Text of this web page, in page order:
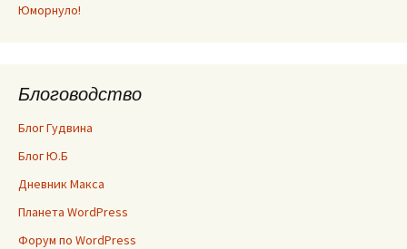
Юморнуло!
Блоговодство
Блог Гудвина
Блог Ю.Б
Дневник Макса
Планета WordPress
Форум по WordPress